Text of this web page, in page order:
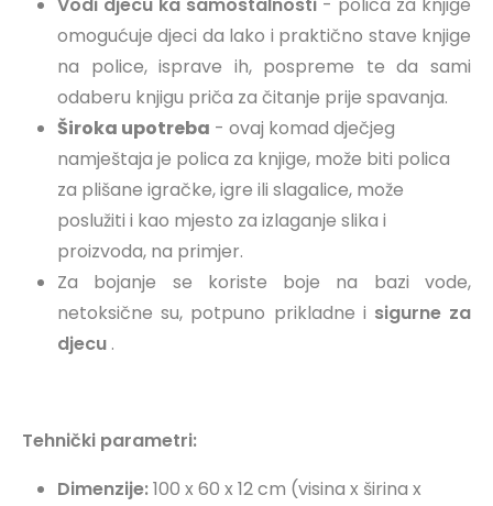
Vodi djecu ka samostalnosti - polica za knjige
omogućuje djeci da lako i praktično stave knjige
na police, isprave ih, pospreme te da sami
odaberu knjigu priča za čitanje prije spavanja.
Široka upotreba - ovaj komad dječjeg
namještaja je polica za knjige, može biti polica
za plišane igračke, igre ili slagalice, može
poslužiti i kao mjesto za izlaganje slika i
proizvoda, na primjer.
Za bojanje se koriste boje na bazi vode,
netoksične su, potpuno prikladne i sigurne za
djecu .
Tehnički parametri:
Dimenzije:100 x 60 x 12 cm (visina x širina x